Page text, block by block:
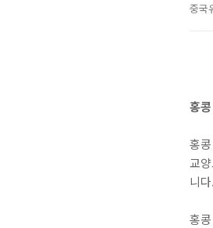
중국
홍
홍
교
니
홍